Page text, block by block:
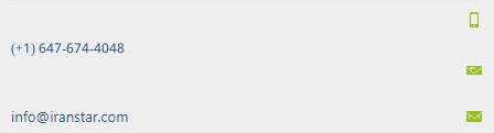
(+1) 647-674-4048